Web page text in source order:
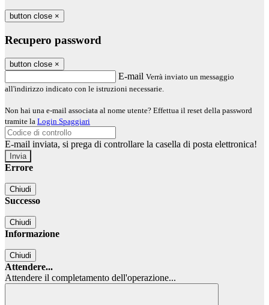
button close ×
Recupero password
button close ×
E-mail Verrà inviato un messaggio
all'indirizzo indicato con le istruzioni necessarie.
Non hai una e-mail associata al nome utente? Effettua il reset della password
tramite la Login Spaggiari
E-mail inviata, si prega di controllare la casella di posta elettronica!
Errore
Chiudi
Successo
Chiudi
Informazione
Chiudi
Attendere...
Attendere il completamento dell'operazione...